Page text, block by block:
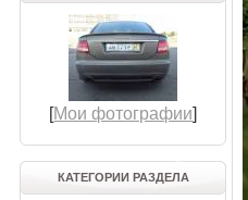
[Мои фотографии]
КАТЕГОРИИ РАЗДЕЛА